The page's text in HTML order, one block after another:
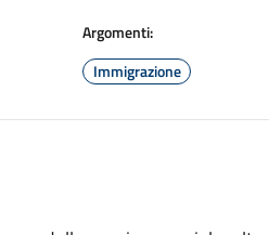
Argomenti:
Immigrazione